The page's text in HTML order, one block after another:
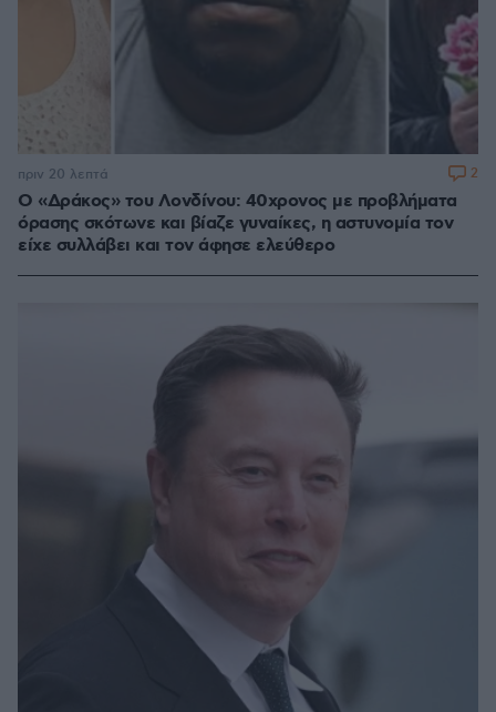
Ο «Δράκος» του Λονδίνου: 40χρονος με προβλήματα
όρασης σκότωνε και βίαζε γυναίκες, η αστυνομία τον
είχε συλλάβει και τον άφησε ελεύθερο
πριν 20 λεπτά 2